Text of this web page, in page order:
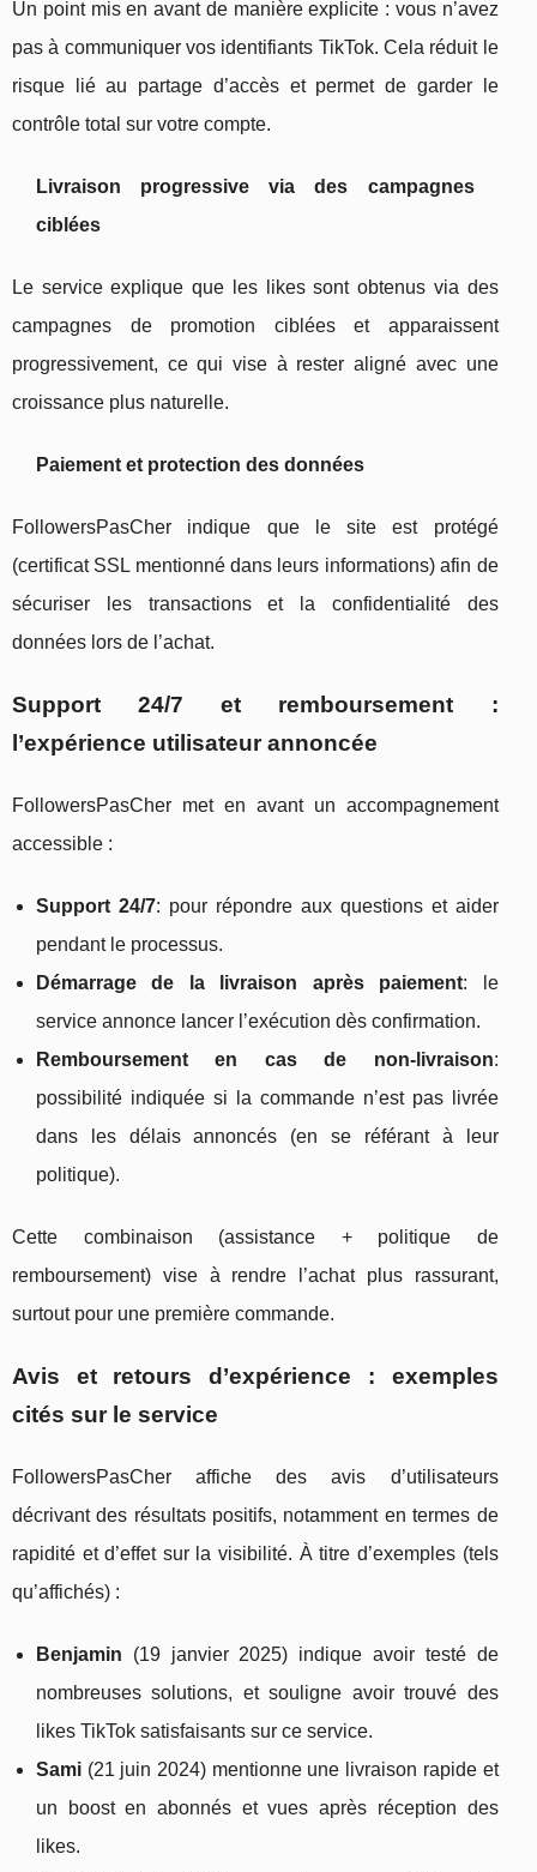
Un point mis en avant de manière explicite : vous n’avez
pas à communiquer vos identifiants TikTok. Cela réduit le
risque lié au partage d’accès et permet de garder le
contrôle total sur votre compte.
Livraison progressive via des campagnes
ciblées
Le service explique que les likes sont obtenus via des
campagnes de promotion ciblées et apparaissent
progressivement, ce qui vise à rester aligné avec une
croissance plus naturelle.
Paiement et protection des données
FollowersPasCher indique que le site est protégé
(certificat SSL mentionné dans leurs informations) afin de
sécuriser les transactions et la confidentialité des
données lors de l’achat.
Support 24/7 et remboursement :
l’expérience utilisateur annoncée
FollowersPasCher met en avant un accompagnement
accessible :
Support 24/7: pour répondre aux questions et aider
pendant le processus.
Démarrage de la livraison après paiement: le
service annonce lancer l’exécution dès confirmation.
Remboursement en cas de non-livraison:
possibilité indiquée si la commande n’est pas livrée
dans les délais annoncés (en se référant à leur
politique).
Cette combinaison (assistance + politique de
remboursement) vise à rendre l’achat plus rassurant,
surtout pour une première commande.
Avis et retours d’expérience : exemples
cités sur le service
FollowersPasCher affiche des avis d’utilisateurs
décrivant des résultats positifs, notamment en termes de
rapidité et d’effet sur la visibilité. À titre d’exemples (tels
qu’affichés) :
Benjamin (19 janvier 2025) indique avoir testé de
nombreuses solutions, et souligne avoir trouvé des
likes TikTok satisfaisants sur ce service.
Sami (21 juin 2024) mentionne une livraison rapide et
un boost en abonnés et vues après réception des
likes.